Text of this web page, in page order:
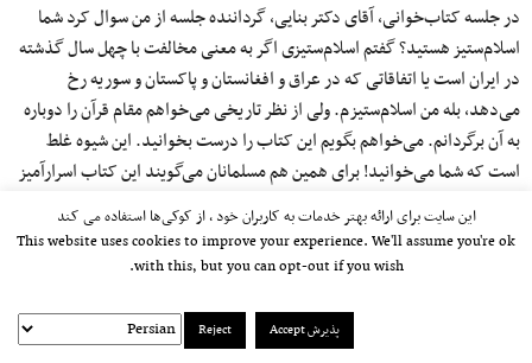
در جلسه کتاب‌خوانی، آقای دکتر بنایی، گرداننده جلسه از من سوال کرد شما
اسلام‌ستیز هستید؟ گفتم اسلام‌ستیزی اگر به معنی مخالفت با چهل سال گذشته
در ایران است یا اتفاقاتی که در عراق و افغانستان و پاکستان و سوریه رخ
می‌دهد، بله من اسلام‌ستیزم. ولی از نظر تاریخی می‌خواهم مقام قرآن را دوباره
به آن برگردانم. می‌خواهم بگویم این کتاب را درست بخوانید. این شیوه غلط
است که شما می‌خوانید! برای همین هم مسلمانان می‌گویند این کتاب اسرارآمیز
است! یعنی اینقدر سوال ایجاد می‌کند ولی هیچ جوابی در آن نیست! شما ببینید
در قرآن قانون «ناسخ و منسوخ» داریم یعنی اینکه اگر شما در قرآن تناقض پیدا
کردید، باید به آن آیه‌ای که دیرتر آمده مراجعه کنید و آن درست است! باید آدم
خدا مثل انسان فکر می‌کند؟ اگر خامنه‌ای می‌گوید قرآن کامل است و تناقص در
این سایت برای ارائه بهتر خدمات به کاربران خود ، از کوکی‌ها استفاده می کند
This website uses cookies to improve your experience. We'll assume you're ok
with this, but you can opt-out if you wish.
پذیرش Accept Reject